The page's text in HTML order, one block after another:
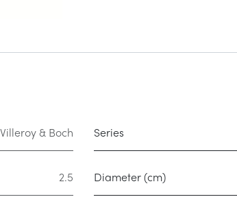
Villeroy & Boch Series
2.5 Diameter (cm)